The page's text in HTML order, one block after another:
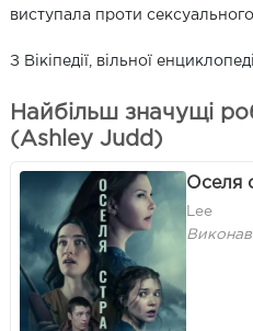
виступала проти
З Вікіпедії, вільної
Найбільш значущі
(Ashley Judd)
Оселя
Lee